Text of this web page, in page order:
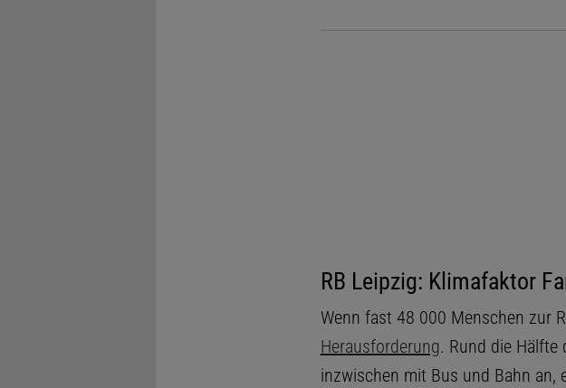
RB Leipzig: Klimafaktor
Wenn fast 48 000 Menschen zur
Herausforderung. Rund die Hälfte
inzwischen mit Bus und Bahn an,